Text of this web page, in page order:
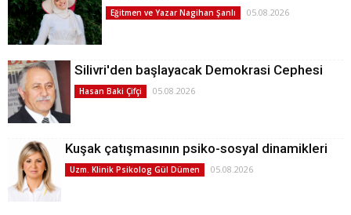
Eğitmen ve Yazar Nagihan Şanlı 05.08.2026
Silivri'den başlayacak Demokrasi Cephesi
Hasan Baki Çifçi 05.08.2026
Kuşak çatışmasının psiko-sosyal dinamikleri
Uzm. Klinik Psikolog Gül Dümen 05.08.2026